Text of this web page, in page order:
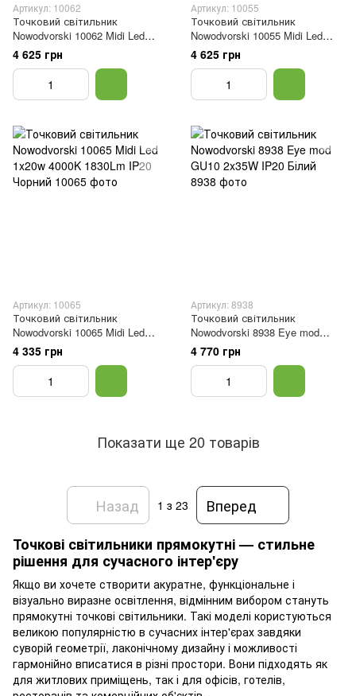
Артикул: 10062
Точковий світильник
Nowodvorski 10062 Midi Led
1x20w 3000K 1800Lm IP20
Чорний
4 625 грн
Артикул: 10055
Точковий світильник
Nowodvorski 10055 Midi Led
1x20w 3000K 1700Lm IP20
Чорний
4 625 грн
Артикул: 10065
Точковий світильник
Nowodvorski 10065 Midi Led
1x20w 4000K 1830Lm IP20
Чорний
4 335 грн
Артикул: 8938
Точковий світильник
Nowodvorski 8938 Eye mod
GU10 2x35W IP20 Білий
4 770 грн
Показати ще 20 товарів
Назад 1 з 23
Вперед
Точкові світильники прямокутні — стильне
рішення для сучасного інтер'єру
Якщо ви хочете створити акуратне, функціональне і
візуально виразне освітлення, відмінним вибором стануть
прямокутні точкові світильники. Такі моделі користуються
великою популярністю в сучасних інтер'єрах завдяки
суворій геометрії, лаконічному дизайну і можливості
гармонійно вписатися в різні простори. Вони підходять як
для житлових приміщень, так і для офісів, готелів,